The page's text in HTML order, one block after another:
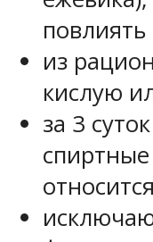
из
кислую
за 3